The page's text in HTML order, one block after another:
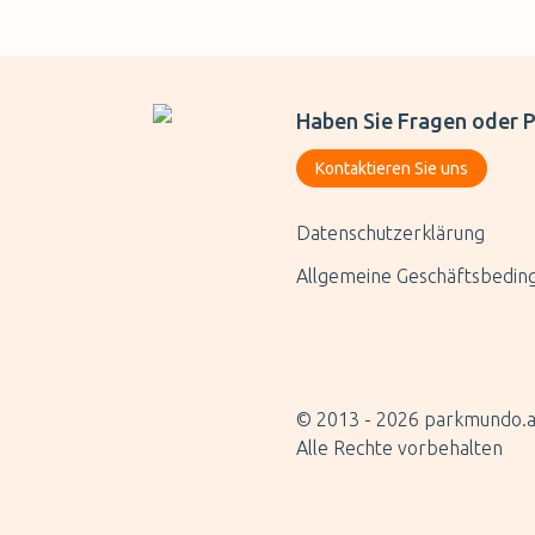
Haben Sie Fragen oder
Kontaktieren Sie uns
Datenschutzerklärung
Allgemeine
© 2013 - 2026
Alle Rechte vorbehalten